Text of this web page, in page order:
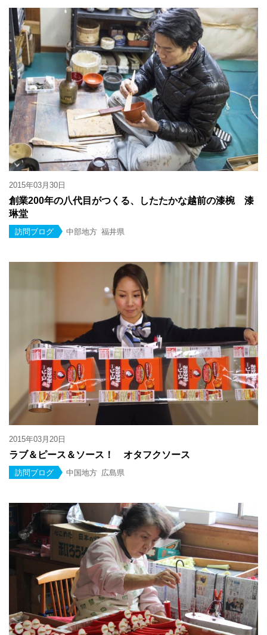
2015年03月30日
創業200年の八代目がつくる、したたかな越前の漆椀 漆
琳堂
訪問ブログ 中部地方 福井県
2015年03月20日
ラブ＆ピース＆ソース！ オタフクソース
訪問ブログ 中国地方 広島県